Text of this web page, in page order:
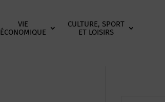
VIE
ÉCONOMIQUE
CULTURE, SPORT
ET LOISIRS